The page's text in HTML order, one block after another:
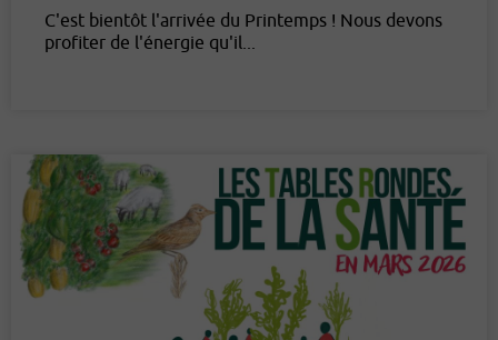
C'est bientôt l'arrivée du Printemps ! Nous devons
profiter de l'énergie qu'il...